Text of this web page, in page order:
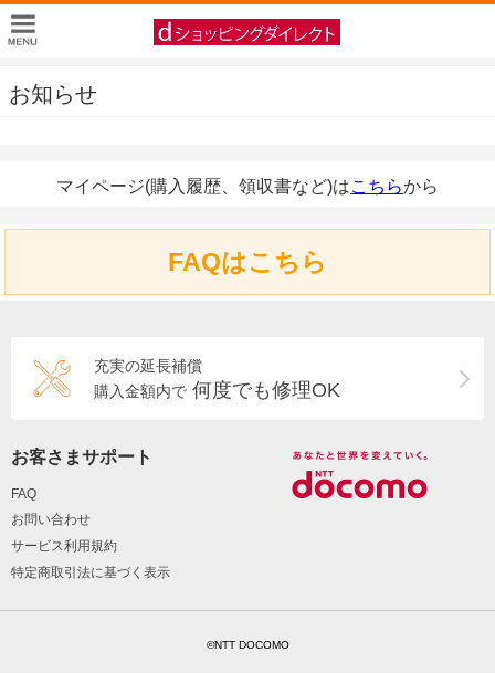
お知らせ
マイページ(購入履歴、領収書など)はこちらから
FAQはこちら
充実の延長補償
購入金額内で 何度でも修理OK
お客さまサポート
FAQ
お問い合わせ
サービス利用規約
特定商取引法に基づく表示
©NTT DOCOMO